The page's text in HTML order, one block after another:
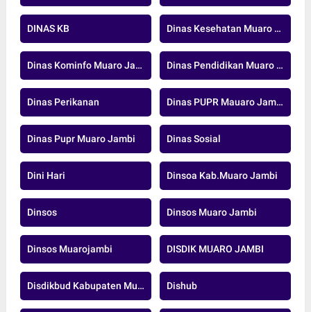
DINAS KB Dinas Kesehatan Muaro Jambi
Dinas Kominfo Muaro Jambi Dinas Pendidikan Muaro Jambi
Dinas Perikanan Dinas PUPR Mauaro Jambi
Dinas Pupr Muaro Jambi Dinas Sosial
Dini Hari Dinsoa Kab.Muaro Jambi
Dinsos Dinsos Muaro Jambi
Dinsos Muarojambi DISDIK MUARO JAMBI
Disdikbud Kabupaten Muaro Jambi Dishub